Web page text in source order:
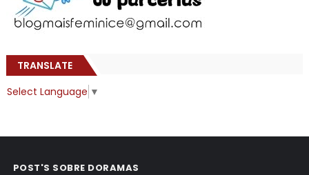
TRANSLATE
Select Language ▼
POST'S SOBRE DORAMAS